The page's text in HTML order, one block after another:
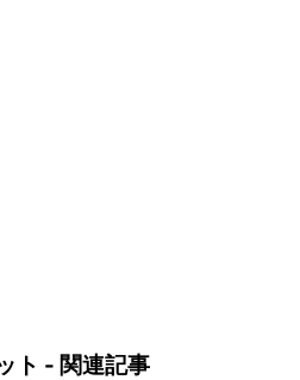
ト - 関連記事